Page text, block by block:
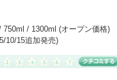
750ml / 1300ml (オープン価格)
10/15追加発売)